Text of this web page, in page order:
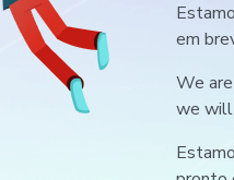
em
We
we will